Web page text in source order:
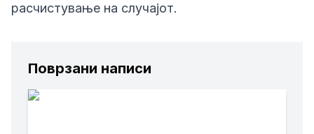
расчистување на случајот.
Поврзани написи